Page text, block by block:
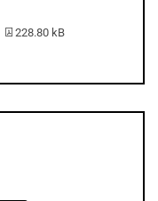
PDF-Datei:
228.80 kB